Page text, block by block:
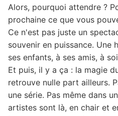
Alors, pourquoi attendre ?
prochaine ce que vous
Ce n'est pas juste un
souvenir en puissance. Une
ses enfants, à ses amis, à
Et puis, il y a ça : la magie
retrouve nulle part ailleurs.
une série. Pas même dans
artistes sont là, en chair et